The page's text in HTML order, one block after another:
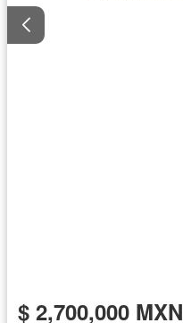
$ 2,700,000 MXN